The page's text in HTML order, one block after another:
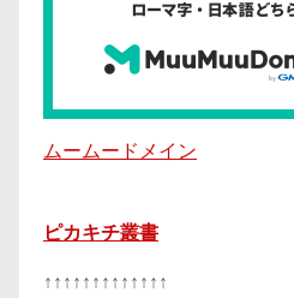
ムームードメイン
ピカキチ叢書
↑↑↑↑↑↑↑↑↑↑↑↑↑